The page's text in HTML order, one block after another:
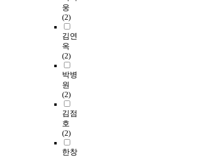
웅
(2)
김연
옥
(2)
박병
원
(2)
김점
호
(2)
한창